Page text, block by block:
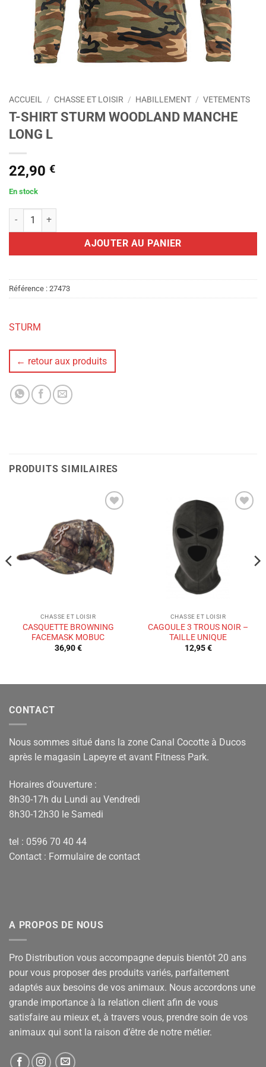
ACCUEIL / CHASSE ET LOISIR / HABILLEMENT / VETEMENTS
T-SHIRT STURM WOODLAND MANCHE
LONG L
22,90 €
En stock
quantité de T-SHIRT STURM WOODLAND MANCHE LONG L
AJOUTER AU PANIER
Référence : 27473
STURM
← retour aux produits
PRODUITS SIMILAIRES
à la liste
de
souhaits
CHASSE ET LOISIR
CASQUETTE BROWNING
FACEMASK MOBUC
36,90€
CHASSE ET LOISIR
CAGOULE 3 TROUS NOIR –
TAILLE UNIQUE
12,95€
CONTACT
Nous sommes situé dans la zone Canal Cocotte à Ducos
après le magasin Lapeyre et avant Fitness Park.
Horaires d’ouverture :
8h30-17h du Lundi au Vendredi
8h30-12h30 le Samedi
tel : 0596 70 40 44
Contact : Formulaire de contact
A PROPOS DE NOUS
Pro Distribution vous accompagne depuis bientôt 20 ans
pour vous proposer des produits variés, parfaitement
adaptés aux besoins de vos animaux. Nous accordons une
grande importance à la relation client afin de vous
satisfaire au mieux et, à travers vous, prendre soin de vos
animaux qui sont la raison d’être de notre métier.